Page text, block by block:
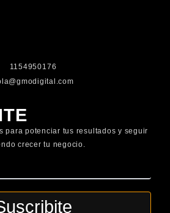
1154950176
para potenciar tus resultados y seguir
crecer tu negocio.